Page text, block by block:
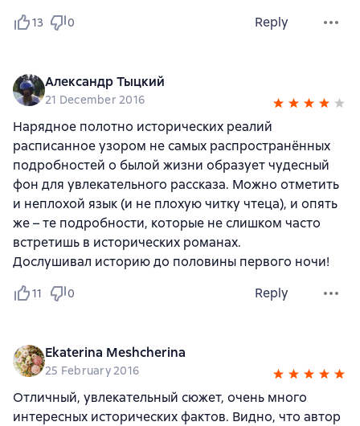
13 0 Reply
Александр Тыцкий
21 December 2016
Нарядное полотно исторических реалий
расписанное узором не самых распространённых
подробностей о былой жизни образует чудесный
фон для увлекательного рассказа. Можно отметить
и неплохой язык (и не плохую читку чтеца), и опять
же – те подробности, которые не слишком часто
встретишь в исторических романах.
Дослушивал историю до половины первого ночи!
11 0 Reply
Ekaterina Meshcherina
25 February 2016
Отличный, увлекательный сюжет, очень много
интересных исторических фактов. Видно, что автор